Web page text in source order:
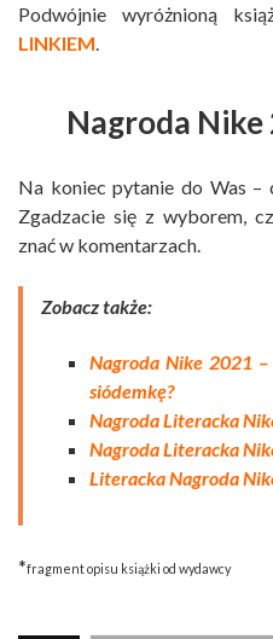
Podwójnie wyróżnioną
LINKIEM
Nagroda
Na koniec pytanie do Was –
Zgadzacie się z wyborem,
znać w komentarzach.
Zobacz także:
Nagroda Nike 2021 –
siódemkę?
Nagroda Literacka
Nagroda Literacka
Literacka Nagroda
*fragment opisu książki od wydawcy